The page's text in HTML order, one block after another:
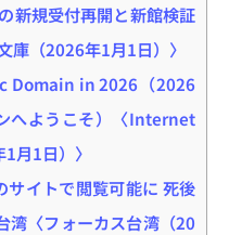
規受付再開と新館検証
庫（2026年1月1日）〉
Domain in 2026（2026
へようこそ）〈Internet
月1日）〉
サイトで閲覧可能に 死後
湾〈フォーカス台湾（20